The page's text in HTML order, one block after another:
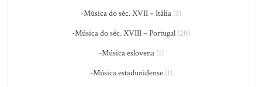
-Música do séc. XVII – Itália (3)
-Música do séc. XVIII – Portugal (20)
-Música eslovena(1)
-Música estadunidense(1)